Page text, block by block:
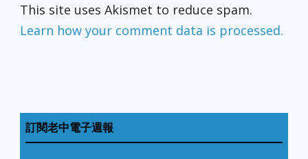
This site uses Akismet to reduce spam.
Learn how your comment data is processed.
訂閱老中電子週報